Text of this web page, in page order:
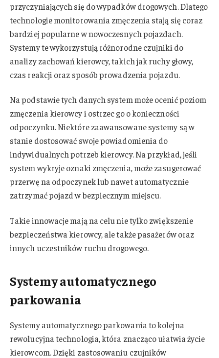
przyczyniających się do wypadków drogowych. Dlatego
technologie monitorowania zmęczenia stają się coraz
bardziej popularne w nowoczesnych pojazdach.
Systemy te wykorzystują różnorodne czujniki do
analizy zachowań kierowcy, takich jak ruchy głowy,
czas reakcji oraz sposób prowadzenia pojazdu.
Na podstawie tych danych system może ocenić poziom
zmęczenia kierowcy i ostrzec go o konieczności
odpoczynku. Niektóre zaawansowane systemy są w
stanie dostosować swoje powiadomienia do
indywidualnych potrzeb kierowcy. Na przykład, jeśli
system wykryje oznaki zmęczenia, może zasugerować
przerwę na odpoczynek lub nawet automatycznie
zatrzymać pojazd w bezpiecznym miejscu.
Takie innowacje mają na celu nie tylko zwiększenie
bezpieczeństwa kierowcy, ale także pasażerów oraz
innych uczestników ruchu drogowego.
Systemy automatycznego
parkowania
Systemy automatycznego parkowania to kolejna
rewolucyjna technologia, która znacząco ułatwia życie
kierowcom. Dzięki zastosowaniu czujników